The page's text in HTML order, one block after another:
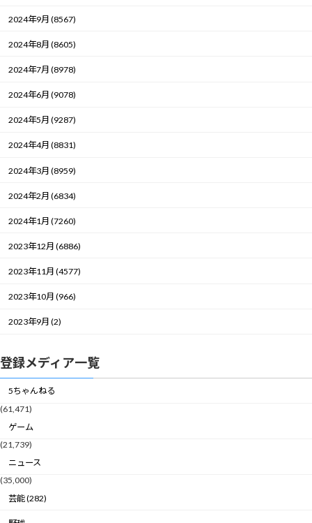
2024年9月 (8567)
2024年8月 (8605)
2024年7月 (8978)
2024年6月 (9078)
2024年5月 (9287)
2024年4月 (8831)
2024年3月 (8959)
2024年2月 (6834)
2024年1月 (7260)
2023年12月 (6886)
2023年11月 (4577)
2023年10月 (966)
2023年9月 (2)
登録メディア一覧
5ちゃんねる
(61,471)
ゲーム
(21,739)
ニュース
(35,000)
芸能 (282)